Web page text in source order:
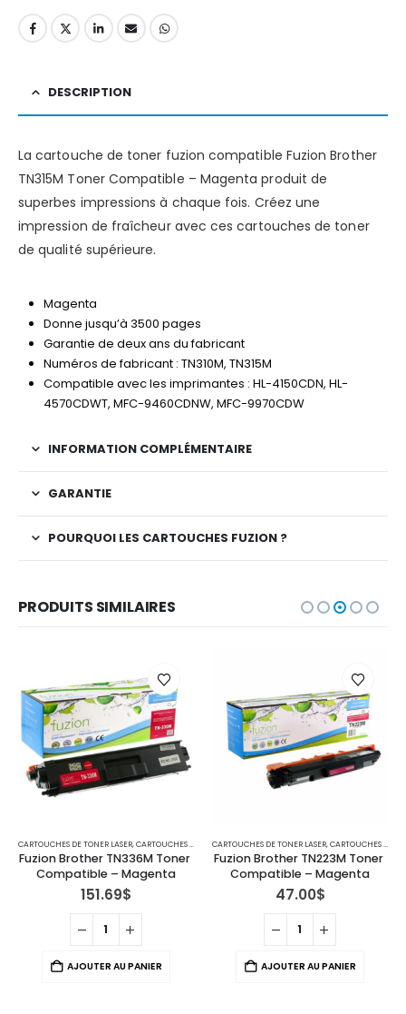
DESCRIPTION
La cartouche de toner fuzion compatible Fuzion Brother
TN315M Toner Compatible – Magenta produit de
superbes impressions à chaque fois. Créez une
impression de fraîcheur avec ces cartouches de toner
de qualité supérieure.
Magenta
Donne jusqu’à 3500 pages
Garantie de deux ans du fabricant
Numéros de fabricant : TN310M, TN315M
Compatible avec les imprimantes : HL-4150CDN, HL-
4570CDWT, MFC-9460CDNW, MFC-9970CDW
INFORMATION COMPLÉMENTAIRE
GARANTIE
POURQUOI LES CARTOUCHES FUZION ?
PRODUITS SIMILAIRES
, IMPRIMANTES MFC
CARTOUCHES DE TONER LASER,CARTOUCHES POUR IMPRIMANTES BROTHER , IMPRIMANTES MFC
Fuzion Brother TN336M Toner
Compatible – Magenta
151.69$
AJOUTER AU PANIER
CARTOUCHES DE TONER LASER,CARTOUCHES POUR IMPRIMANTES BROTHER
Fuzion Brother TN223M Toner
Compatible – Magenta
47.00$
AJOUTER AU PANIER